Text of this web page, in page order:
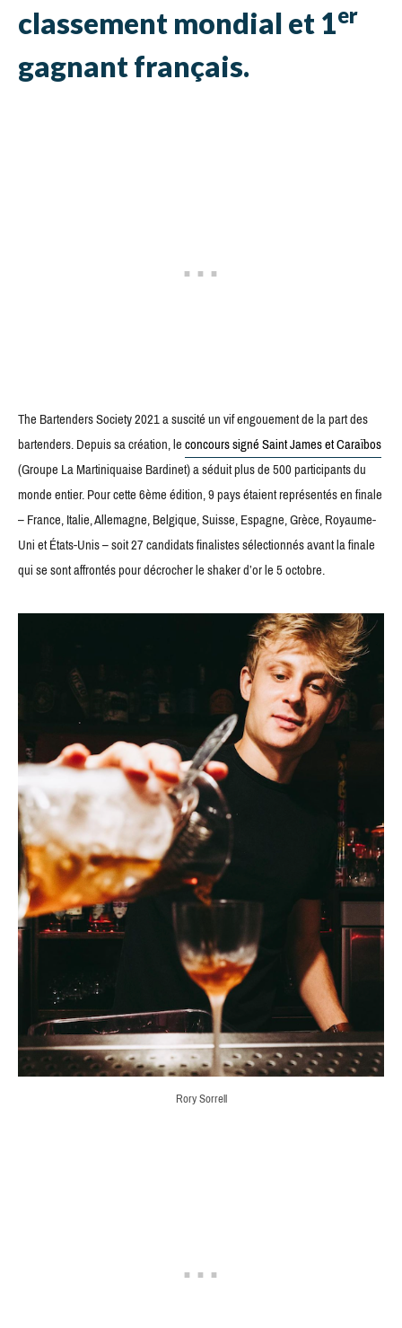
classement mondial et 1er
gagnant français.
The Bartenders Society 2021 a suscité un vif engouement de la part des
bartenders. Depuis sa création, leconcours signé Saint James et Caraïbos
(Groupe La Martiniquaise Bardinet) a séduit plus de 500 participants du
monde entier. Pour cette 6ème édition, 9 pays étaient représentés en finale
– France, Italie, Allemagne, Belgique, Suisse, Espagne, Grèce, Royaume-
Uni et États-Unis – soit 27 candidats finalistes sélectionnés avant la finale
qui se sont affrontés pour décrocher le shaker d’or le 5 octobre.
Rory Sorrell